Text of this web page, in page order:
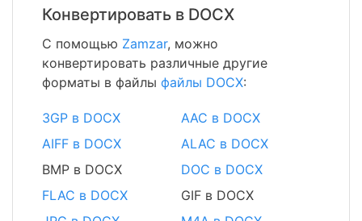
Конвертировать в DOCX
С помощью Zamzar, можно
конвертировать различные другие
форматы в файлы файлы DOCX:
3GP в DOCX
AAC в DOCX
AIFF в DOCX
ALAC в DOCX
BMP в DOCX
DOC в DOCX
FLAC в DOCX
GIF в DOCX